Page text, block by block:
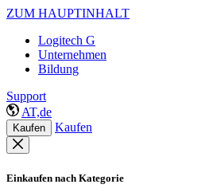
ZUM HAUPTINHALT
Logitech G
Unternehmen
Bildung
Support
AT,de
Kaufen Kaufen
Einkaufen nach Kategorie